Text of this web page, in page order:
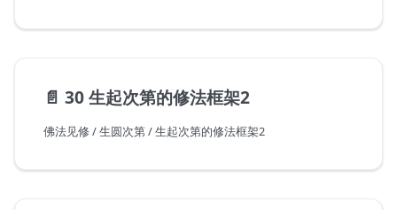
📄️ 30 生起次第的修法框架2
佛法见修 / 生圆次第 / 生起次第的修法框架2